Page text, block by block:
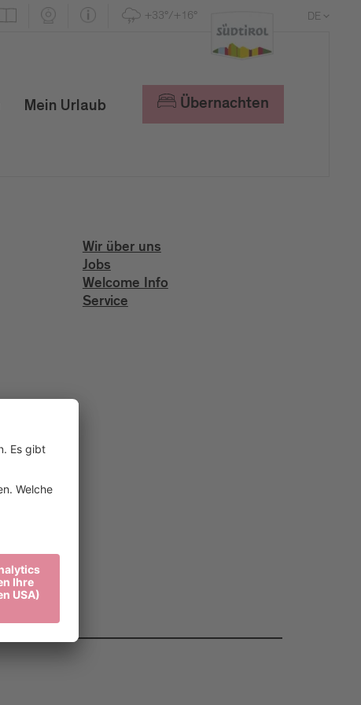
+33°/+16° DE
Mein Urlaub Übernachten
Wir über uns
Jobs
Welcome Info
Service